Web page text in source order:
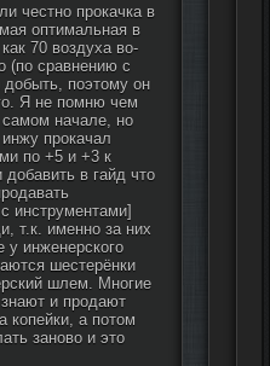
честно прокачка в
оптимальная в
70 воздуха во-
(по сравнению с
поэтому он
Я не помню чем
начале, но
прокачал
по +5 и +3 к
в гайд что
инструментами]
т.к. именно за них
у инженерского
шестерёнки
шлем. Многие
и продают
копейки, а потом
заново и это